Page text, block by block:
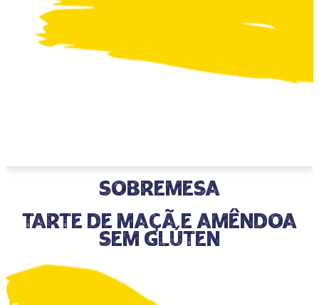
Sobremesa
Tarte de Maçã e Amêndoa
Sem Glúten